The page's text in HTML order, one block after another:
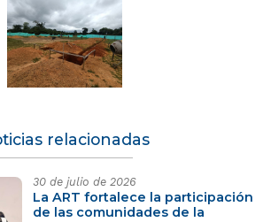
relacionadas
30 de julio de 2026
La ART fortalece la participación
de las comunidades de la